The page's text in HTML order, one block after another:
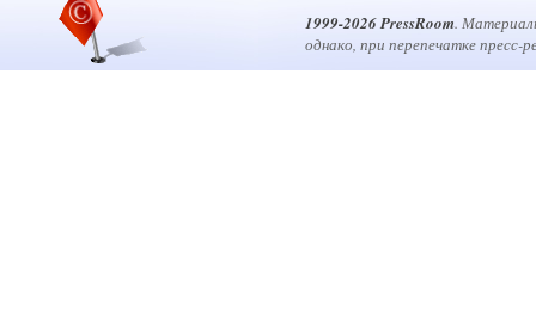
1999-2026 PressRoom.
однако, при перепечатке пресс-